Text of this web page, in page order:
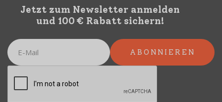
Jetzt zum Newsletter anmelden
und 100 € Rabatt sichern!